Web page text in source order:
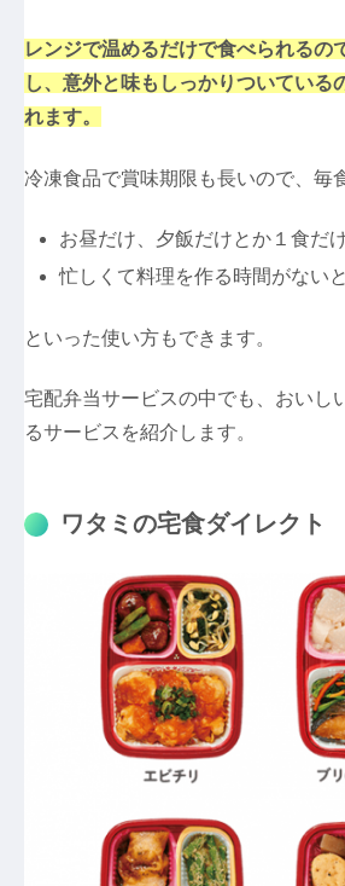
レンジで温めるだけで食べられるの
し、意外と味もしっかりついている
れます。
冷凍食品で賞味期限も長いので、毎
お昼だけ、夕飯だけとか１食だ
忙しくて料理を作る時間がない
といった使い方もできます。
宅配弁当サービスの中でも、おいし
るサービスを紹介します。
ワタミの宅食ダイレクト